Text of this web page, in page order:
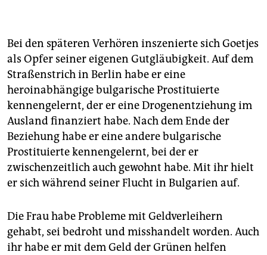
Bei den späteren Verhören inszenierte sich Goetjes
als Opfer seiner eigenen Gutgläubigkeit. Auf dem
Straßenstrich in Berlin habe er eine
heroinabhängige bulgarische Prostituierte
kennengelernt, der er eine Drogenentziehung im
Ausland finanziert habe. Nach dem Ende der
Beziehung habe er eine andere bulgarische
Prostituierte kennengelernt, bei der er
zwischenzeitlich auch gewohnt habe. Mit ihr hielt
er sich während seiner Flucht in Bulgarien auf.
Die Frau habe Probleme mit Geldverleihern
gehabt, sei bedroht und misshandelt worden. Auch
ihr habe er mit dem Geld der Grünen helfen